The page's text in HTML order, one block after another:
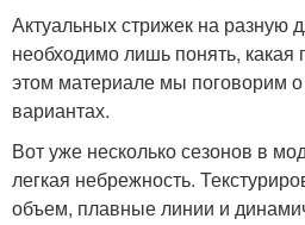
Актуальных стрижек на разную
необходимо лишь понять,
этом материале мы поговорим
вариантах.
Вот уже несколько сезонов в
легкая небрежность.
объем, плавные линии и